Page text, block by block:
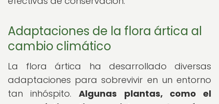
Adaptaciones de la flora ártica al
cambio climático
La flora ártica ha desarrollado diversas
adaptaciones para sobrevivir en un entorno
tan inhóspito.Algunas plantas, como el